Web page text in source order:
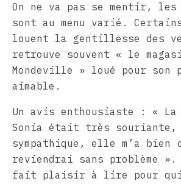
On ne va pas se mentir, les
sont au menu varié.
louent la gentillesse des
retrouve souvent « le
Mondeville » loué pour son
aimable.
Un avis enthousiaste : « La
Sonia était très souriante,
sympathique, elle m’a bien
reviendrai sans problème
fait plaisir à lire pour qui